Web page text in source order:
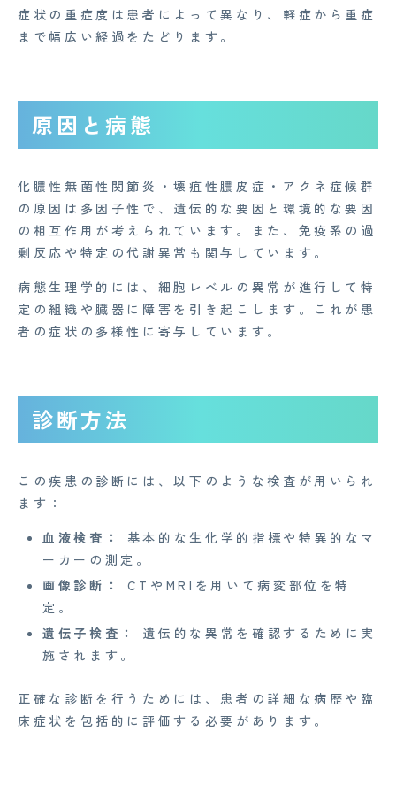
症状の重症度は患者によって異なり、軽症から重症
まで幅広い経過をたどります。
原因と病態
化膿性無菌性関節炎・壊疽性膿皮症・アクネ症候群
の原因は多因子性で、遺伝的な要因と環境的な要因
の相互作用が考えられています。また、免疫系の過
剰反応や特定の代謝異常も関与しています。
病態生理学的には、細胞レベルの異常が進行して特
定の組織や臓器に障害を引き起こします。これが患
者の症状の多様性に寄与しています。
診断方法
この疾患の診断には、以下のような検査が用いられ
ます：
血液検査：
基本的な生化学的指標や特異的なマ
ーカーの測定。
画像診断：
CTやMRIを用いて病変部位を特
定。
遺伝子検査：
遺伝的な異常を確認するために実
施されます。
正確な診断を行うためには、患者の詳細な病歴や臨
床症状を包括的に評価する必要があります。
CONTACT
企業概要
Medi Face Journal
お知らせ
Mente for Biz [メンテ]
Z産業医事務所
キャリア・インターン
個人情報保護方針
情報セキュリティ基本方針